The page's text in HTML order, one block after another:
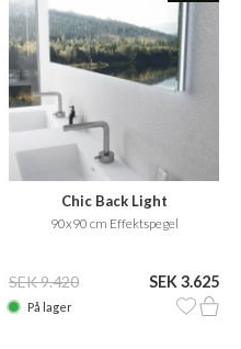
Chic Back Light
90x90 cm Effektspegel
SEK 9.420 SEK 3.625
På lager